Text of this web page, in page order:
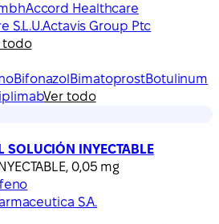
Accord Healthcare
S.L.U.Actavis Group Ptc
todo
BifonazolBimatoprostBotulinum
Ver todo
SOLUCIÓN INYECTABLE
INYECTABLE, 0,05 mg
S.A.